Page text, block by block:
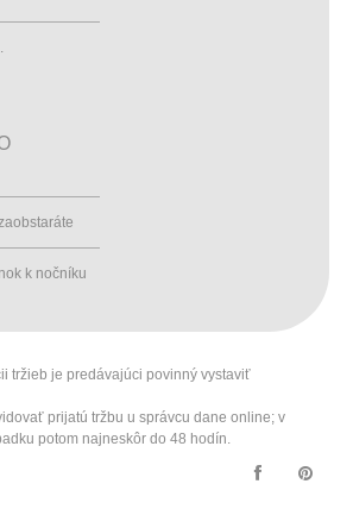
k nočníku
tržieb je predávajúci povinný vystaviť
prijatú tržbu u správcu dane online; v
potom najneskôr do 48 hodín.